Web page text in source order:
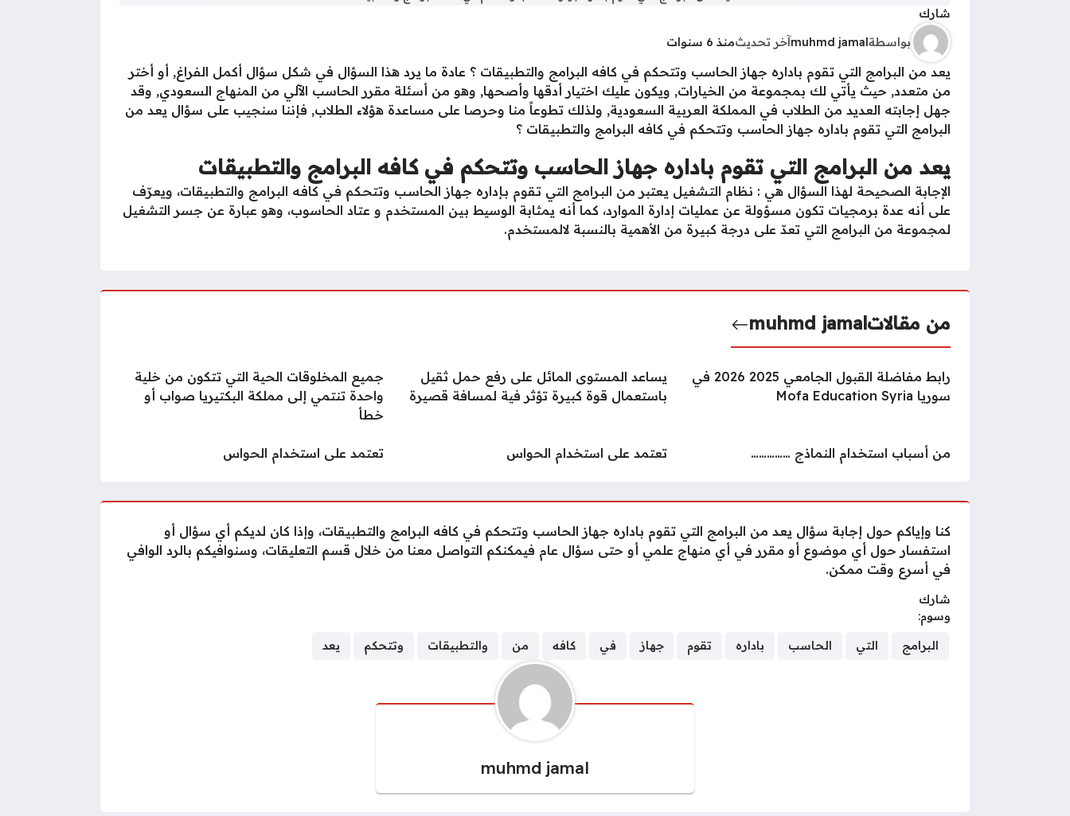
شارك
بواسطةmuhmd jamalآخر تحديثمنذ 6 سنوات
يعد من البرامج التي تقوم باداره جهاز الحاسب وتتحكم في كافه البرامج والتطبيقات ؟ عادة ما يرد هذا السؤال في شكل سؤال أكمل الفراغ, أو أختر
من متعدد, حيث يأتي لك بمجموعة من الخيارات, ويكون عليك اختيار أدقها وأصحها, وهو من أسئلة مقرر الحاسب الآلي من المنهاج السعودي, وقد
جهل إجابته العديد من الطلاب في المملكة العربية السعودية, ولذلك تطوعاً منا وحرصا على مساعدة هؤلاء الطلاب, فإننا سنجيب على سؤال يعد من
البرامج التي تقوم باداره جهاز الحاسب وتتحكم في كافه البرامج والتطبيقات ؟
يعد من البرامج التي تقوم باداره جهاز الحاسب وتتحكم في كافه البرامج والتطبيقات
الإجابة الصحيحة لهذا السؤال هي : نظام التـشغيل يـعتبر مـن البـرامج التي تـقوم بـإداره جـهاز الحاسـب وتتحـكم فـي كافـه البرامـج والتطبـيقات، ويعرّف
على أنه‏ عدة برمجيات تكون مسؤولة عن عمليات إدارة الموارد، كما أنه يمثابة الوسيط بين المستخدم و عتاد الحاسوب، وهو عبارة عن جسر التشغيل
لمجموعة من البرامج التي تعدّ على درجة كبيرة من الأهمية بالنسبة لالمستخدم.
من مقالات muhmd jamal
رابط مفاضلة القبول الجامعي 2025 2026 في
سوريا Mofa Education Syria
يساعد المستوى المائل على رفع حمل ثقيل
باستعمال قوة كبيرة تؤثر فية لمسافة قصيرة
جميع المخلوقات الحية التي تتكون من خلية
واحدة تنتمي إلى مملكة البكتيريا صواب أو
خطأ
من أسباب استخدام النماذج …………… تعتمد على استخدام الحواس تعتمد على استخدام الحواس
كنا وإياكم حول إجابة سؤال يعد من البرامج التي تقوم باداره جهاز الحاسب وتتحكم في كافه البرامج والتطبيقات، وإذا كان لديكم أي سؤال أو
استفسار حول أي موضوع أو مقرر في أي منهاج علمي أو حتى سؤال عام فيمكنكم التواصل معنا من خلال قسم التعليقات، وسنوافيكم بالرد الوافي
في أسرع وقت ممكن.
شارك
وسوم:
البرامج التي الحاسب باداره تقوم جهاز في كافه من والتطبيقات وتتحكم يعد
muhmd jamal